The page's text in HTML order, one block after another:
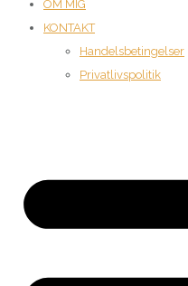
OM MIG
KONTAKT
Handelsbetingelser
Privatlivspolitik